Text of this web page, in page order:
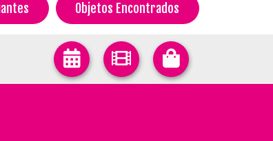
Objetos Encontrados